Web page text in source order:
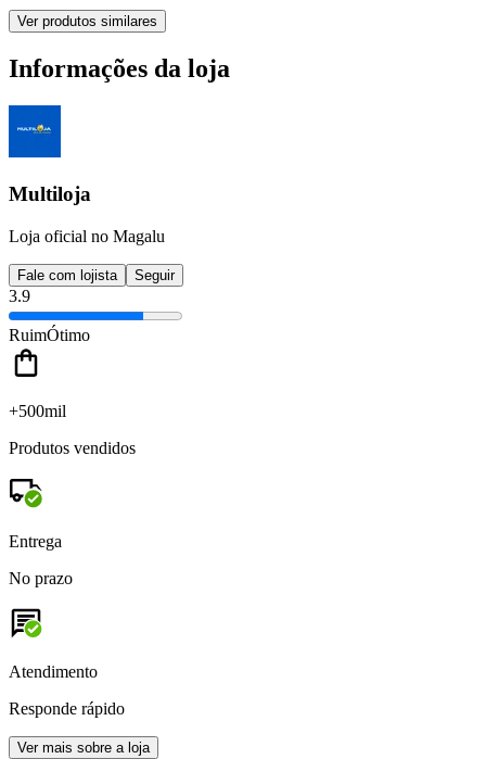
Ver produtos similares
Informações da loja
Multiloja
Loja oficial no Magalu
Fale com lojista Seguir
3.9
RuimÓtimo
+500mil
Produtos vendidos
Entrega
No prazo
Atendimento
Responde rápido
Ver mais sobre a loja